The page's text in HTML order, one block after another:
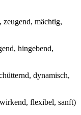
zeugend, mächtig,
hingebend,
dynamisch,
flexibel, sanft)